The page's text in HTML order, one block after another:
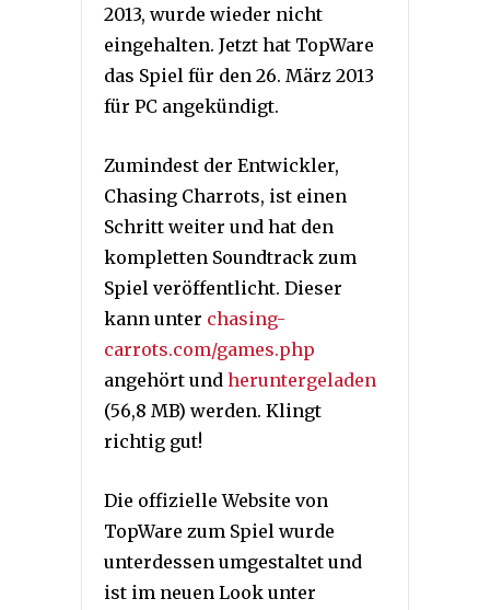
2013, wurde wieder nicht
eingehalten. Jetzt hat TopWare
das Spiel für den 26. März 2013
für PC angekündigt.
Zumindest der Entwickler,
Chasing Charrots, ist einen
Schritt weiter und hat den
kompletten Soundtrack zum
Spiel veröffentlicht. Dieser
kann unter chasing-
carrots.com/games.php
angehört und heruntergeladen
(56,8 MB) werden. Klingt
richtig gut!
Die offizielle Website von
TopWare zum Spiel wurde
unterdessen umgestaltet und
ist im neuen Look unter